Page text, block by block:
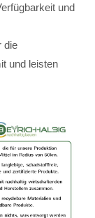
und
die
und leisten